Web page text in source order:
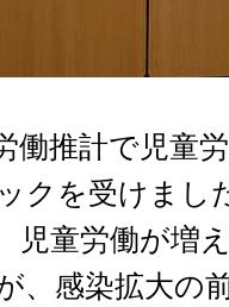
働推計で児童
クを受けまし
児童労働が増
、感染拡大の